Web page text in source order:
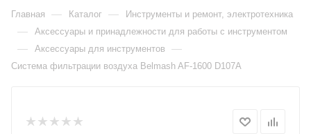
Главная — Каталог — Инструменты и ремонт, электротехника
— Аксессуары и принадлежности для работы с инструментом
— Аксессуары для инструментов —
Система фильтрации воздуха Belmash AF-1600 D107A